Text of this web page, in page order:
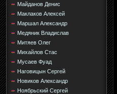
Майданов Денис
Маклаков Алексей
Маршал Александр
Медяник Владислав
Митяев Олег
Михайлов Стас
Мусаев Фуад
Наговицын Сергей
Новиков Александр
Ноябрьский Сергей